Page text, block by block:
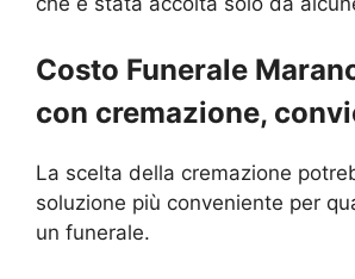
Costo Funerale
con cremazione,
La scelta della cremazione
soluzione più conveniente per
un funerale.